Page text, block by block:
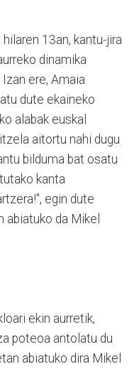
13an, kantu-jira
dinamika
ere, Amaia
dute ekaineko
alabak euskal
aitortu nahi dugu
bilduma bat osatu
kanta
egin dute
abiatuko da Mikel
ekin aurretik,
poteoa antolatu du
abiatuko dira Mikel